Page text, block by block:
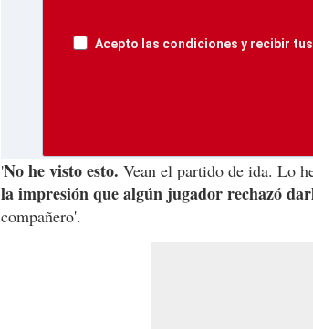
Acepto las condiciones y recibir
'No he visto esto. Vean el partido de ida. Lo
la impresión que algún jugador rechazó
compañero'.